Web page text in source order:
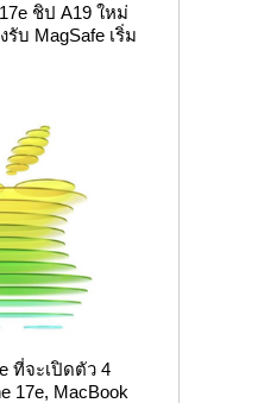
ชิป A19 ใหม่
บ MagSafe เริ่ม
ที่จะเปิดตัว 4
17e, MacBook